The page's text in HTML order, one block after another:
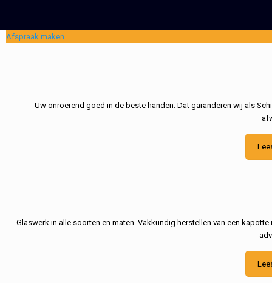
Afspraak maken
Uw onroerend goed in de beste handen. Dat garanderen wij als
Glaswerk in alle soorten en maten. Vakkundig herstellen van een